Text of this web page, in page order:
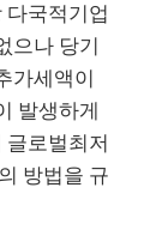
다국적기업
으나 당기
가세액이
발생하게
로벌최저
방법을 규